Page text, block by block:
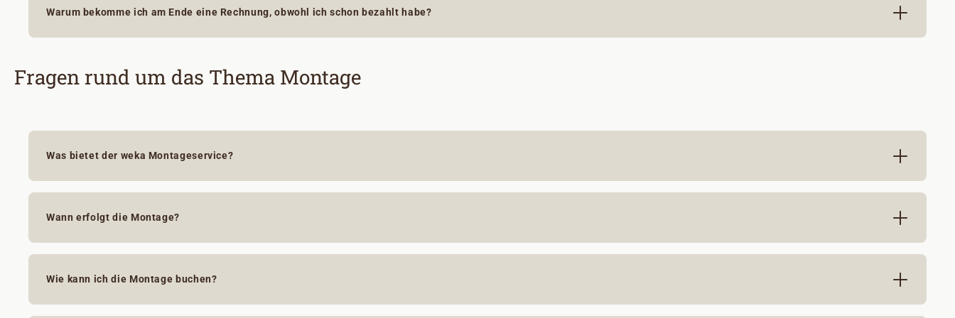
Warum bekomme ich am Ende eine Rechnung, obwohl ich schon bezahlt habe?
Fragen rund um das Thema Montage
Was bietet der weka Montageservice?
Wann erfolgt die Montage?
Wie kann ich die Montage buchen?